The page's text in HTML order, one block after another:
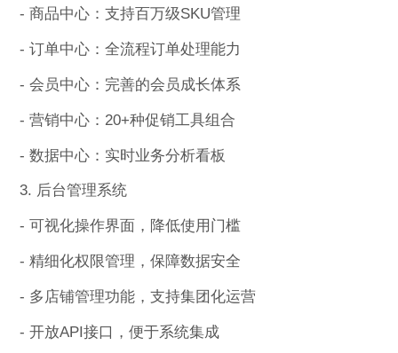
- 商品中心：支持百万级SKU管理
- 订单中心：全流程订单处理能力
- 会员中心：完善的会员成长体系
- 营销中心：20+种促销工具组合
- 数据中心：实时业务分析看板
3. 后台管理系统
- 可视化操作界面，降低使用门槛
- 精细化权限管理，保障数据安全
- 多店铺管理功能，支持集团化运营
- 开放API接口，便于系统集成